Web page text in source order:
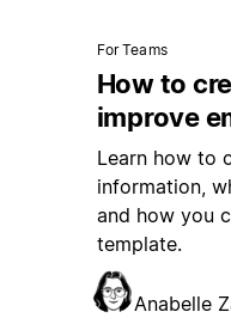
For Teams
How to
improve
Learn how to
information,
and how you
template.
Anabelle